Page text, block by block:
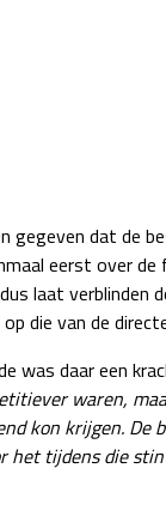
gegeven dat de
eerst over de
laat
die van de
was daar een
waren,
kon krijgen. De
het tijdens die